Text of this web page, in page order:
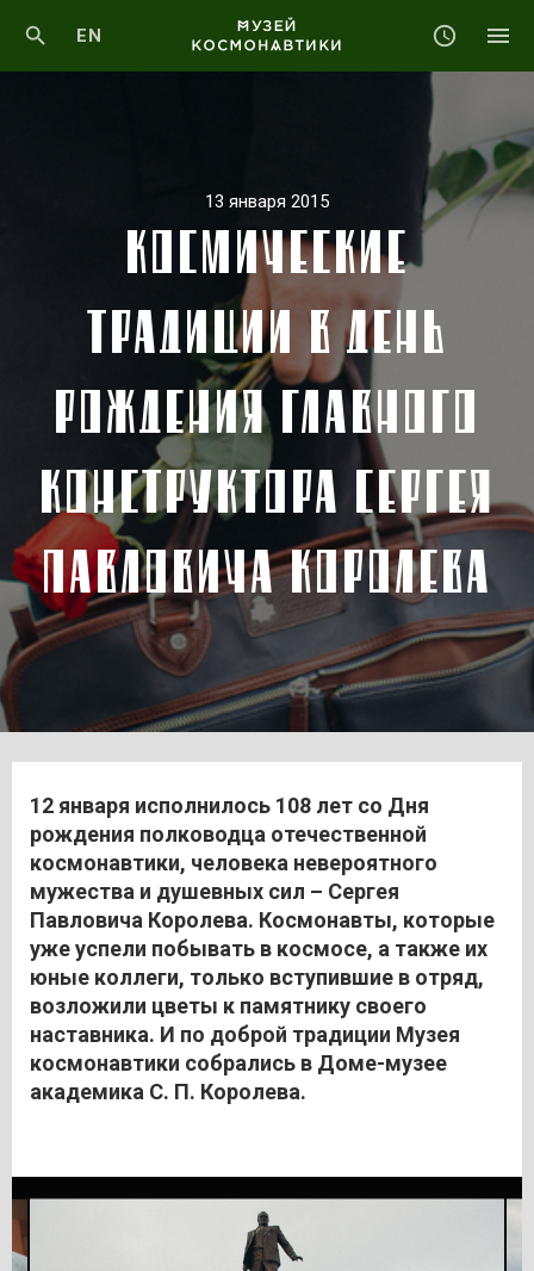
EN
13 января 2015
КОСМИЧЕСКИЕ
ТРАДИЦИИ В ДЕНЬ
РОЖДЕНИЯ ГЛАВНОГО
КОНСТРУКТОРА СЕРГЕЯ
ПАВЛОВИЧА КОРОЛЕВА
12 января исполнилось 108 лет со Дня
рождения полководца отечественной
космонавтики, человека невероятного
мужества и душевных сил – Сергея
Павловича Королева. Космонавты, которые
уже успели побывать в космосе, а также их
юные коллеги, только вступившие в отряд,
возложили цветы к памятнику своего
наставника. И по доброй традиции Музея
космонавтики собрались в Доме-музее
академика С. П. Королева.